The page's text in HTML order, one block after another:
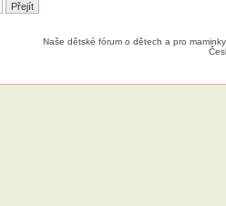
Naše dětské fórum o dětech a pro